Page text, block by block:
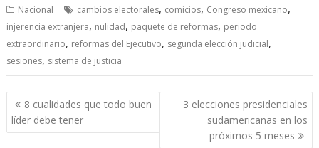
e
b
o
o
k
itt
er
ai
l
at
s
A
p
p
ss
e
g
er
y
p
e
gr
m
ar
e
Nacional cambios electorales, comicios, Congreso mexicano,
injerencia extranjera, nulidad, paquete de reformas, periodo
extraordinario, reformas del Ejecutivo, segunda elección judicial,
sesiones, sistema de justicia
Post
navigation
8 cualidades que todo buen
líder debe tener
3 elecciones presidenciales
sudamericanas en los
próximos 5 meses